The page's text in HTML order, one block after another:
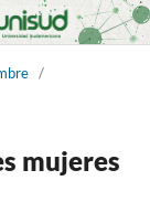
/
mujeres